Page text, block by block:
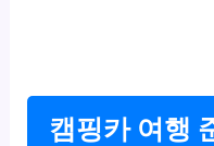
캠핑카 여행